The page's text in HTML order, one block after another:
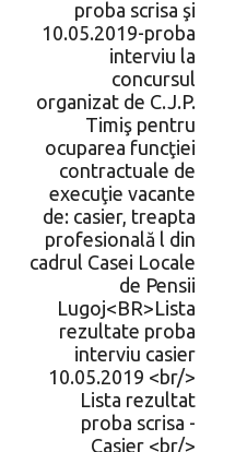
proba scrisa şi
10.05.2019-proba
interviu la
concursul
organizat de C.J.P.
Timiş pentru
ocuparea funcţiei
contractuale de
execuţie vacante
de: casier, treapta
profesională l din
cadrul Casei Locale
de Pensii
Lugoj<BR>Lista
rezultate proba
interviu casier
10.05.2019 <br/>
Lista rezultat
proba scrisa -
Casier <br/>